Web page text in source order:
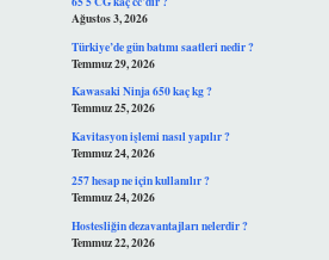
Ağustos 3, 2026
Türkiye’de gün batımı saatleri nedir ?
Temmuz 29, 2026
Kawasaki Ninja 650 kaç kg ?
Temmuz 25, 2026
Kavitasyon işlemi nasıl yapılır ?
Temmuz 24, 2026
257 hesap ne için kullanılır ?
Temmuz 24, 2026
Hostesliğin dezavantajları nelerdir ?
Temmuz 22, 2026